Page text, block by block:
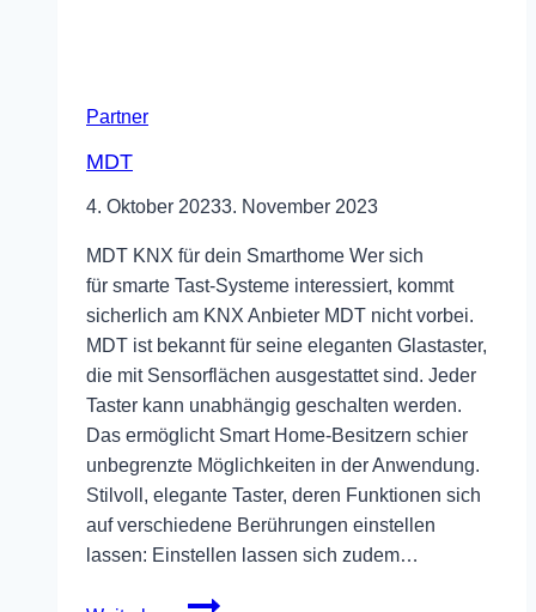
Partner
MDT
4. Oktober 20233. November 2023
MDT KNX für dein Smarthome Wer sich
für smarte Tast-Systeme interessiert, kommt
sicherlich am KNX Anbieter MDT nicht vorbei.
MDT ist bekannt für seine eleganten Glastaster,
die mit Sensorflächen ausgestattet sind. Jeder
Taster kann unabhängig geschalten werden.
Das ermöglicht Smart Home-Besitzern schier
unbegrenzte Möglichkeiten in der Anwendung.
Stilvoll, elegante Taster, deren Funktionen sich
auf verschiedene Berührungen einstellen
lassen: Einstellen lassen sich zudem…
MDT